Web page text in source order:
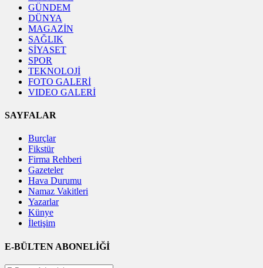
GÜNDEM
DÜNYA
MAGAZİN
SAĞLIK
SİYASET
SPOR
TEKNOLOJİ
FOTO GALERİ
VIDEO GALERİ
SAYFALAR
Burçlar
Fikstür
Firma Rehberi
Gazeteler
Hava Durumu
Namaz Vakitleri
Yazarlar
Künye
İletişim
E-BÜLTEN ABONELİĞİ